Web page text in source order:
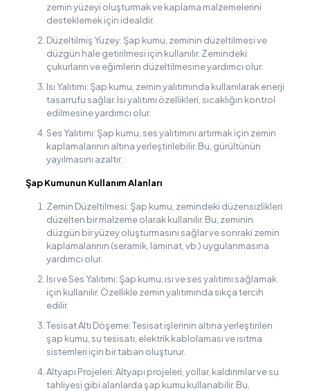
zemin yüzeyi oluşturmak ve kaplama malzemelerini
desteklemek için idealdir.
Düzeltilmiş Yüzey: Şap kumu, zeminin düzeltilmesi ve
düzgün hale getirilmesi için kullanılır. Zemindeki
çukurların ve eğimlerin düzeltilmesine yardımcı olur.
Isı Yalıtımı: Şap kumu, zemin yalıtımında kullanılarak enerji
tasarrufu sağlar. Isı yalıtımı özellikleri, sıcaklığın kontrol
edilmesine yardımcı olur.
Ses Yalıtımı: Şap kumu, ses yalıtımını artırmak için zemin
kaplamalarının altına yerleştirilebilir. Bu, gürültünün
yayılmasını azaltır.
Şap Kumunun Kullanım Alanları
Zemin Düzeltilmesi: Şap kumu, zemindeki düzensizlikleri
düzelten bir malzeme olarak kullanılır. Bu, zeminin
düzgün bir yüzey oluşturmasını sağlar ve sonraki zemin
kaplamalarının (seramik, laminat, vb.) uygulanmasına
yardımcı olur.
Isı ve Ses Yalıtımı: Şap kumu, ısı ve ses yalıtımı sağlamak
için kullanılır. Özellikle zemin yalıtımında sıkça tercih
edilir.
Tesisat Altı Döşeme: Tesisat işlerinin altına yerleştirilen
şap kumu, su tesisatı, elektrik kablolaması ve ısıtma
sistemleri için bir taban oluşturur.
Altyapı Projeleri: Altyapı projeleri, yollar, kaldırımlar ve su
tahliyesi gibi alanlarda şap kumu kullanabilir. Bu,